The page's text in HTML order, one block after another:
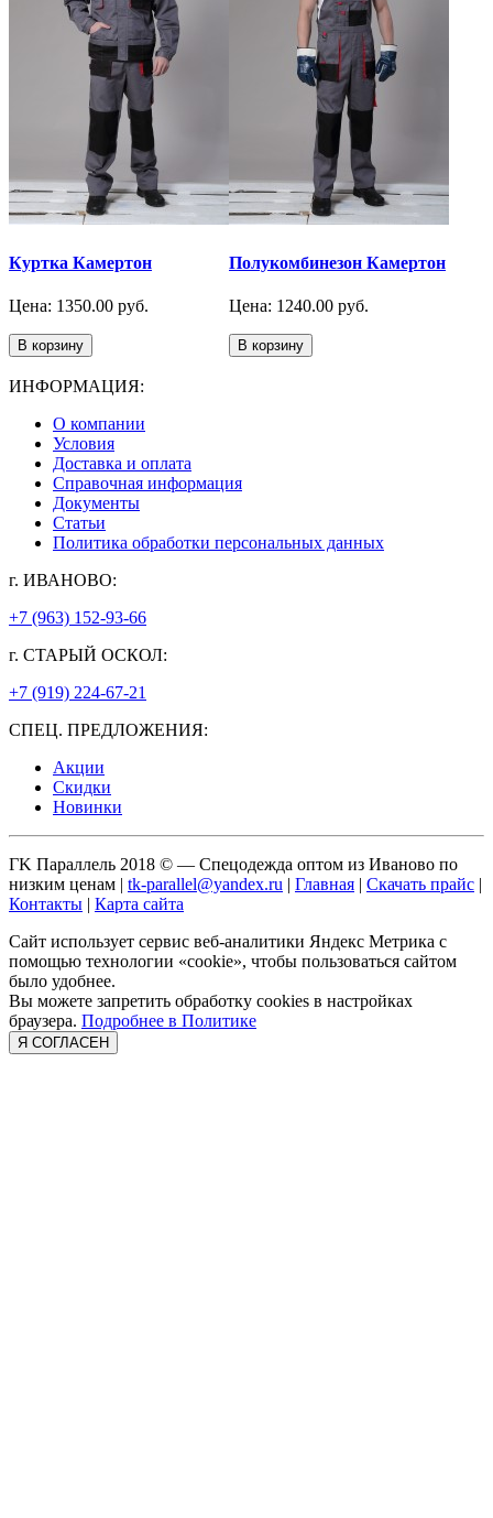
Куртка Камертон
Цена: 1350.00 руб.
В корзину
Полукомбинезон Камертон
Цена: 1240.00 руб.
В корзину
ИНФОРМАЦИЯ:
О компании
Условия
Доставка и оплата
Справочная информация
Документы
Статьи
Политика обработки персональных данных
г. ИВАНОВО:
+7 (963) 152-93-66
г. СТАРЫЙ ОСКОЛ:
+7 (919) 224-67-21
СПЕЦ. ПРЕДЛОЖЕНИЯ:
Акции
Скидки
Новинки
ГK Параллель 2018 © — Спецодежда оптом из Иваново по
низким ценам | tk-parallel@yandex.ru | Главная | Скачать прайс |
Контакты | Карта сайта
Сайт использует сервис веб-аналитики Яндекс Метрика с
помощью технологии «cookie», чтобы пользоваться сайтом
было удобнее.
Вы можете запретить обработку cookies в настройках
браузера. Подробнее в Политике
Я СОГЛАСЕН